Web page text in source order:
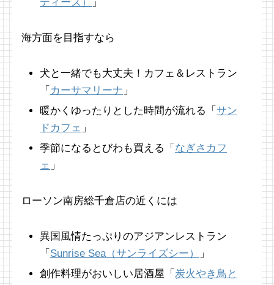
海方面を目指すなら
犬と一緒でも大丈夫！カフェ＆レストラン
「 カーサマリーナ 」
暖かくゆったりとした時間が流れる「 サン
ドカフェ 」
季節になるとびわも買える「 なぎさカフ
ェ 」
ローソン南房総千倉店の近くには
異国風情たっぷりのアジアンレストラン
「 Sunrise Sea（サンライズシー）
」
創作料理がおいしい居酒屋「 炭火やき鳥と